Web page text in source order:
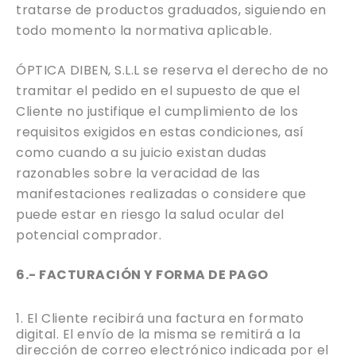
tratarse de productos graduados, siguiendo en
todo momento la normativa aplicable.
ÓPTICA DIBEN, S.L.L se reserva el derecho de no
tramitar el pedido en el supuesto de que el
Cliente no justifique el cumplimiento de los
requisitos exigidos en estas condiciones, así
como cuando a su juicio existan dudas
razonables sobre la veracidad de las
manifestaciones realizadas o considere que
puede estar en riesgo la salud ocular del
potencial comprador.
6.- FACTURACIÓN Y FORMA DE PAGO
El Cliente recibirá una factura en formato
digital. El envío de la misma se remitirá a la
dirección de correo electrónico indicada por el